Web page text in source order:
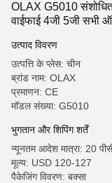
OLAX G5010
वाईफाई 4जी 5जी सभी
उत्पाद विवरण
उत्पत्ति के प्लेस: चीन
ब्रांड नाम: OLAX
प्रमाणन: CE
मॉडल संख्या: G5010
भुगतान और शिपिंग शर्तें
न्यूनतम आदेश मात्रा: 20
मूल्य: USD 120-127
पैकेजिंग विवरण: बक्सा